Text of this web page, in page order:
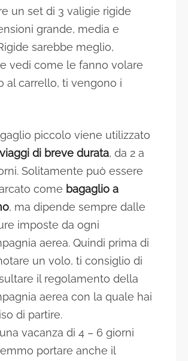
un set di 3 valigie rigide
grande, media e
sarebbe meglio,
vedi come le fanno volare
al carrello, ti vengono i
piccolo viene utilizzato
viaggi di breve durata, da 2 a
Solitamente può essere
come bagaglio a
, ma dipende sempre dalle
imposte da ogni
aerea. Quindi prima di
un volo, ti consiglio di
il regolamento della
aerea con la quale hai
di partire.
vacanza di 4 – 6 giorni
portare anche il